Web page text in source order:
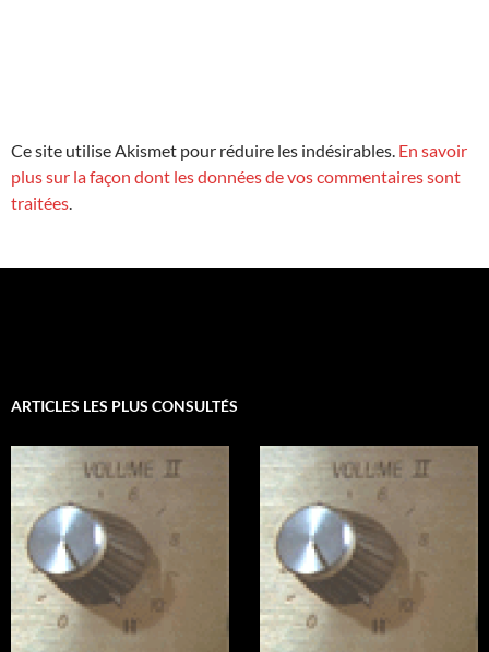
Ce site utilise Akismet pour réduire les indésirables. En savoir
plus sur la façon dont les données de vos commentaires sont
traitées.
ARTICLES LES PLUS CONSULTÉS